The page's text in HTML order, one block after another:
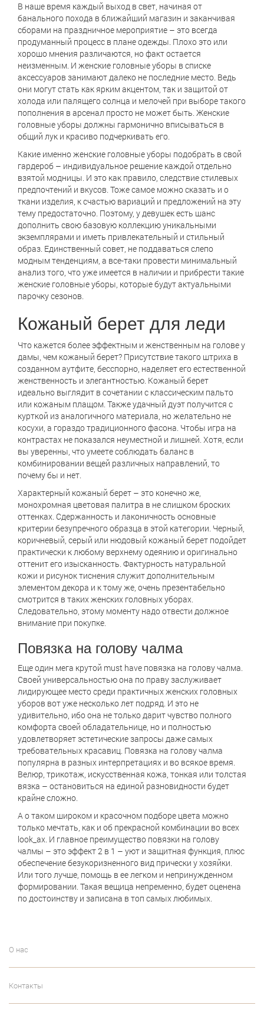
В наше время каждый выход в свет, начиная от
банального похода в ближайший магазин и заканчивая
сборами на праздничное мероприятие – это всегда
продуманный процесс в плане одежды. Плохо это или
хорошо мнения различаются, но факт остается
неизменным. И женские головные уборы в списке
аксессуаров занимают далеко не последние место. Ведь
они могут стать как ярким акцентом, так и защитой от
холода или палящего солнца и мелочей при выборе такого
пополнения в арсенал просто не может быть. Женские
головные уборы должны гармонично вписываться в
общий лук и красиво подчеркивать его.
Какие именно женские головные уборы подобрать в свой
гардероб – индивидуальное решение каждой отдельно
взятой модницы. И это как правило, следствие стилевых
предпочтений и вкусов. Тоже самое можно сказать и о
ткани изделия, к счастью вариаций и предложений на эту
тему предостаточно. Поэтому, у девушек есть шанс
дополнить свою базовую коллекцию уникальными
экземплярами и иметь привлекательный и стильный
образ. Единственный совет, не поддаваться слепо
модным тенденциям, а все-таки провести минимальный
анализ того, что уже имеется в наличии и прибрести такие
женские головные уборы, которые будут актуальными
парочку сезонов.
Кожаный берет для леди
Что кажется более эффектным и женственным на голове у
дамы, чем кожаный берет? Присутствие такого штриха в
созданном аутфите, бесспорно, наделяет его естественной
женственность и элегантностью. Кожаный берет
идеально выглядит в сочетании с классическим пальто
или кожаным плащом. Также удачный дуэт получится с
курткой из аналогичного материала, но желательно не
косухи, а гораздо традиционного фасона. Чтобы игра на
контрастах не показался неуместной и лишней. Хотя, если
вы уверенны, что умеете соблюдать баланс в
комбинировании вещей различных направлений, то
почему бы и нет.
Характерный кожаный берет – это конечно же,
монохромная цветовая палитра в не слишком броских
оттенках. Сдержанность и лаконичность основные
критерии безупречного образца в этой категории. Черный,
коричневый, серый или нюдовый кожаный берет подойдет
практически к любому верхнему одеянию и оригинально
оттенит его изысканность. Фактурность натуральной
кожи и рисунок тиснения служит дополнительным
элементом декора и к тому же, очень презентабельно
смотрится в таких женских головных уборах.
Следовательно, этому моменту надо отвести должное
внимание при покупке.
Повязка на голову чалма
Еще один мега крутой must have повязка на голову чалма.
Своей универсальностью она по праву заслуживает
лидирующее место среди практичных женских головных
уборов вот уже несколько лет подряд. И это не
удивительно, ибо она не только дарит чувство полного
комфорта своей обладательнице, но и полностью
удовлетворяет эстетические запросы даже самых
требовательных красавиц. Повязка на голову чалма
популярна в разных интерпретациях и во всякое время.
Велюр, трикотаж, искусственная кожа, тонкая или толстая
вязка – остановиться на единой разновидности будет
крайне сложно.
А о таком широком и красочном подборе цвета можно
только мечтать, как и об прекрасной комбинации во всех
look_ах. И главное преимущество повязки на голову
чалмы – это эффект 2 в 1 – уют и защитная функция, плюс
обеспечение безукоризненного вид прически у хозяйки.
Или того лучше, помощь в ее легком и непринужденном
формировании. Такая вещица непременно, будет оценена
по достоинству и записана в топ самых любимых.
О нас
Контакты